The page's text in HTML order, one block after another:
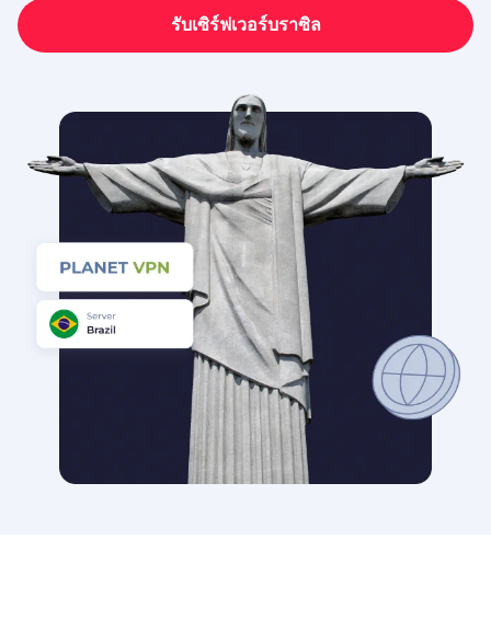
รับเซิร์ฟเวอร์บราซิล